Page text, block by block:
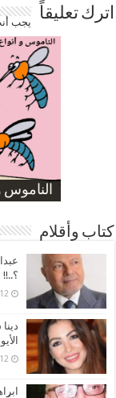
اترك تعليقاً يجب
ارتفاع
صورة
صورة
كتاب وأقلام
؟..!!
12 يناير، 2026
12 يناير، 2026